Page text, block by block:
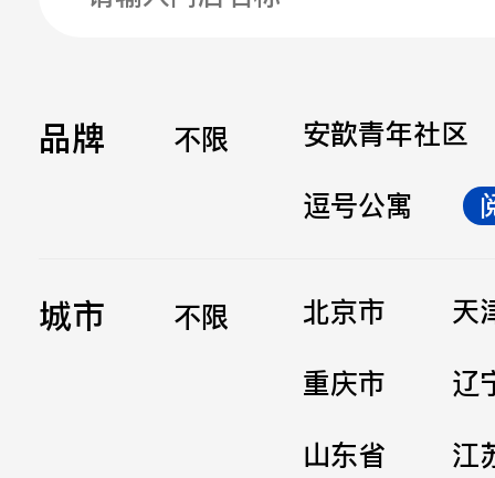
品牌 不限
安歆青年社区
逗号公寓
城市 不限 北京市
天
重庆市
辽
山东省
江
立即提交